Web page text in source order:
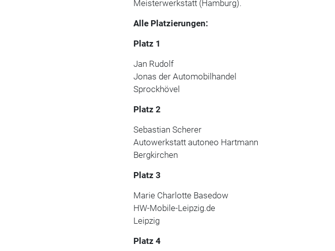
Meisterwerkstatt (Hamburg).
Alle Platzierungen:
Platz 1
Jan Rudolf
Jonas der Automobilhandel
Sprockhövel
Platz 2
Sebastian Scherer
Autowerkstatt autoneo Hartmann
Bergkirchen
Platz 3
Marie Charlotte Basedow
HW-Mobile-Leipzig.de
Leipzig
Platz 4